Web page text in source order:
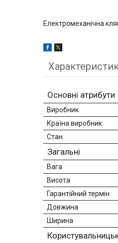
Електромеханічна
Основні атрибути
Виробник
Країна виробник
Стан
Загальні
Вага
Висота
Гарантійний термін
Довжина
Ширина